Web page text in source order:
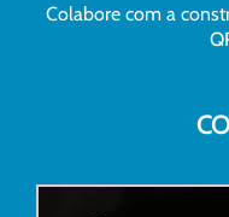
Colabore com a